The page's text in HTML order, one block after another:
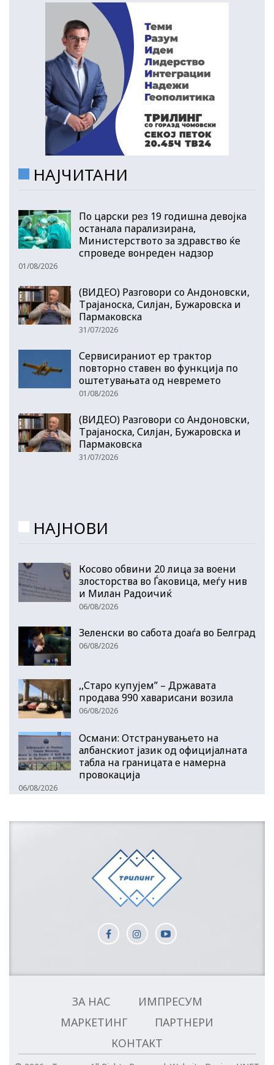
НАЈЧИТАНИ
По царски рез 19 годишна девојка
останала парализирана,
Министерството за здравство ќе
спроведе вонреден надзор
01/08/2026
(ВИДЕО) Разговори со Андоновски,
Трајаноска, Силјан, Бужаровска и
Пармаковска
31/07/2026
Сервисираниот ер трактор
повторно ставен во функција по
оштетувањата од невремето
01/08/2026
(ВИДЕО) Разговори со Андоновски,
Трајаноска, Силјан, Бужаровска и
Пармаковска
31/07/2026
НАЈНОВИ
Косово обвини 20 лица за воени
злосторства во Ѓаковица, меѓу нив
и Милан Радоичиќ
06/08/2026
Зеленски во сабота доаѓа во Белград
06/08/2026
,,Старо купујем” – Државата
продава 990 хаварисани возила
06/08/2026
Османи: Отстранувањето на
албанскиот јазик од официјалната
табла на границата е намерна
провокација
06/08/2026
ЗА НАС
ИМПРЕСУМ
МАРКЕТИНГ
ПАРТНЕРИ
КОНТАКТ